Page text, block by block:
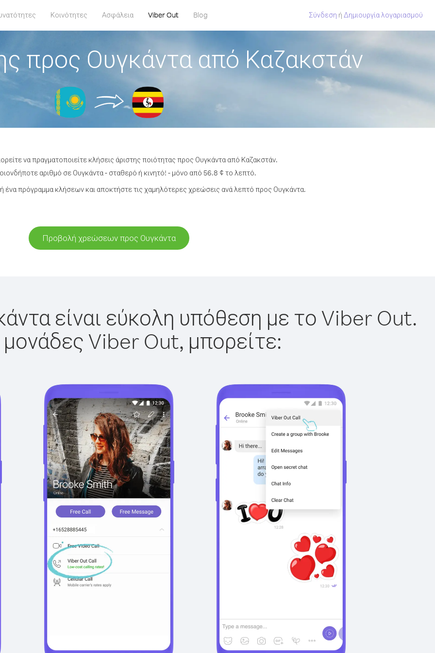
Κοινότητες Ασφάλεια Viber Out Blog Σύνδεση ή Δημιουργία λογαριασμού
προς Ουγκάντα από Καζακστάν
να πραγματοποιείτε κλήσεις άριστης ποιότητας προς Ουγκάντα από Καζακστάν.
αριθμό σε Ουγκάντα - σταθερό ή κινητό! - μόνο από 56.8 ¢ το λεπτό.
πρόγραμμα κλήσεων και αποκτήστε τις χαμηλότερες χρεώσεις ανά λεπτό προς Ουγκάντα.
Προβολή χρεώσεων προς Ουγκάντα
είναι εύκολη υπόθεση με το Viber Out.
Viber Out, μπορείτε: